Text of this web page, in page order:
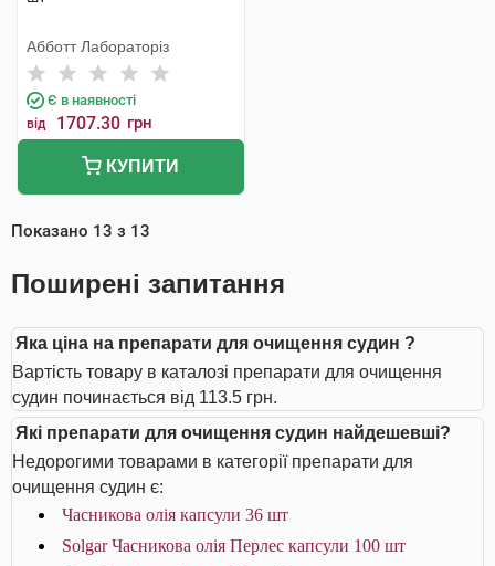
Абботт Лабораторіз
Є в наявності
від 1707.30 грн
КУПИТИ
Показано 13 з 13
Поширені запитання
Яка ціна на препарати для очищення судин ?
Вартість товару в каталозі препарати для очищення
судин починається від 113.5 грн.
Які препарати для очищення судин найдешевші?
Недорогими товарами в категорії препарати для
очищення судин є:
Часникова олія капсули 36 шт
Solgar Часникова олія Перлес капсули 100 шт